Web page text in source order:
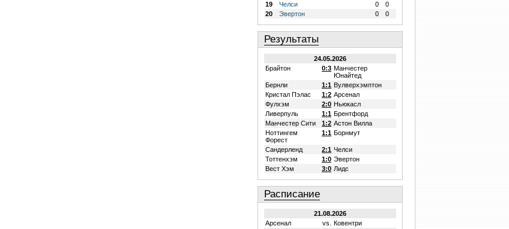
19
Челси 0
0
20
Эвертон 0 0
Результаты
24.05.2026
Брайтон
0:3 Манчестер
Юнайтед
Бернли
1:1 Вулверхэмптон
Кристал Пэлас
1:2 Арсенал
Фулхэм
2:0 Ньюкасл
Ливерпуль
1:1 Брентфорд
Манчестер Сити
1:2 Астон Вилла
Ноттингем
Форест
1:1 Борнмут
Сандерленд 2:1 Челси
Тоттенхэм
1:0 Эвертон
Вест Хэм
3:0 Лидс
Расписание
21.08.2026
Арсенал
vs. Ковентри